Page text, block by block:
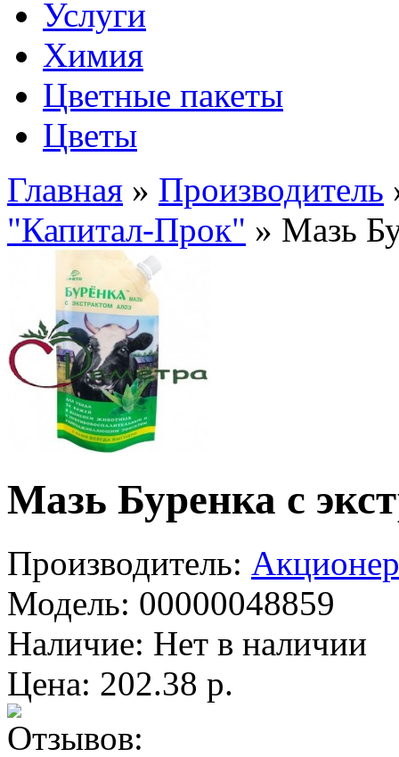
Услуги
Химия
Цветные пакеты
Цветы
Главная » Производитель
"Капитал-Прок" » Мазь
Мазь Буренка с
Производитель:
Модель: 00000048859
Наличие: Нет в наличии
Цена: 202.38 р.